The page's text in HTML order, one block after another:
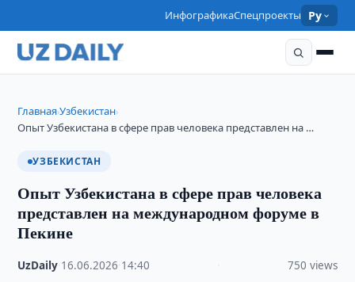
ИнфографикаСпецпроекты Ру
Главная›Узбекистан›
Опыт Узбекистана в сфере прав человека представлен на …
УЗБЕКИСТАН
Опыт Узбекистана в сфере прав человека
представлен на международном форуме в
Пекине
UzDaily 16.06.2026 14:40 750 views